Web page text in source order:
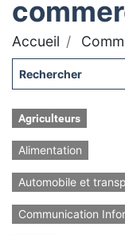
Accueil
Agriculteurs
Alimentation
Automobile et
Communication